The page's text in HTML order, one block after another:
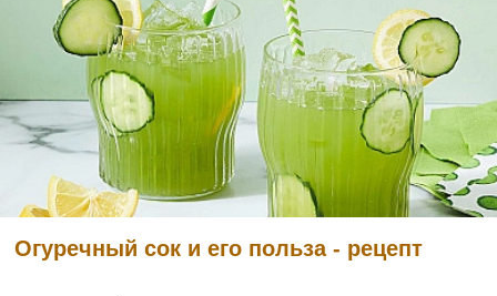
Огуречный сок и его польза - рецепт